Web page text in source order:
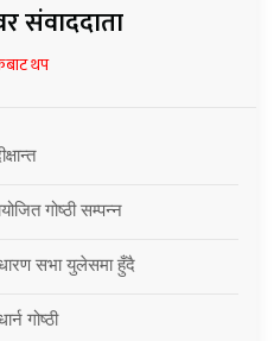
संवाददाता
थप
गोष्ठी सम्पन्न
सभा युलेसमा हुँदै
गोष्ठी